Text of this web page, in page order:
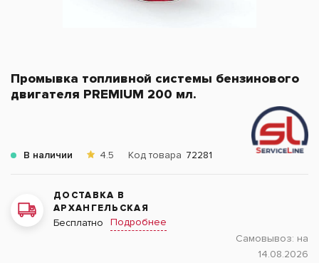
Промывка топливной системы бензинового
двигателя PREMIUM 200 мл.
В наличии 4.5 Код товара 72281
ДОСТАВКА В
АРХАНГЕЛЬСКАЯ
Бесплатно
Подробнее
Самовывоз: на
14.08.2026